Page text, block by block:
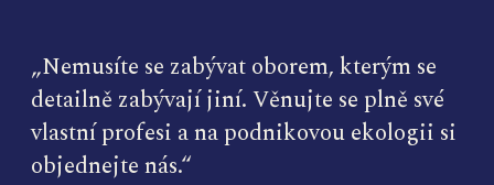
„Nemusíte se zabývat oborem, kterým se
detailně zabývají jiní. Věnujte se plně své
vlastní profesi a na podnikovou ekologii si
objednejte nás.“